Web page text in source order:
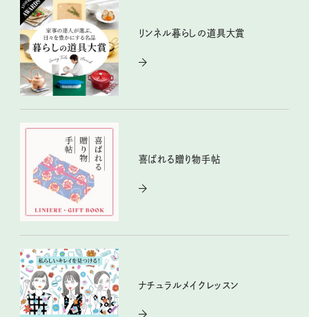
リンネル暮らしの道具大賞
喜ばれる贈り物手帖
ナチュラルメイクレッスン